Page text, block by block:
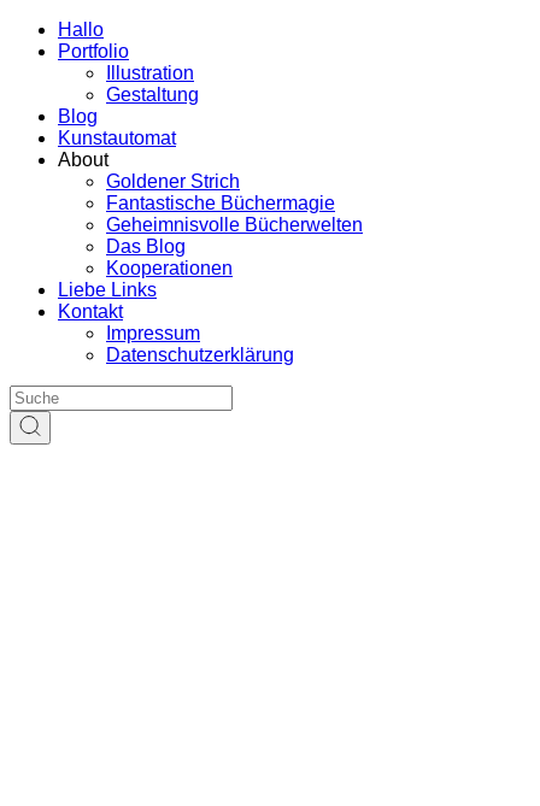
Hallo
Portfolio
Illustration
Gestaltung
Blog
Kunstautomat
About
Goldener Strich
Fantastische Büchermagie
Geheimnisvolle Bücherwelten
Das Blog
Kooperationen
Liebe Links
Kontakt
Impressum
Datenschutzerklärung